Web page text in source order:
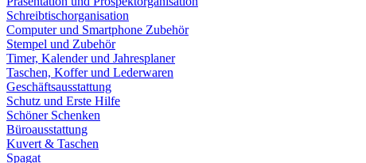
Schreibtischorganisation
Computer und Smartphone Zubehör
Stempel und Zubehör
Timer, Kalender und Jahresplaner
Taschen, Koffer und Lederwaren
Geschäftsausstattung
Schutz und Erste Hilfe
Schöner Schenken
Büroausstattung
Kuvert & Taschen
Spagat